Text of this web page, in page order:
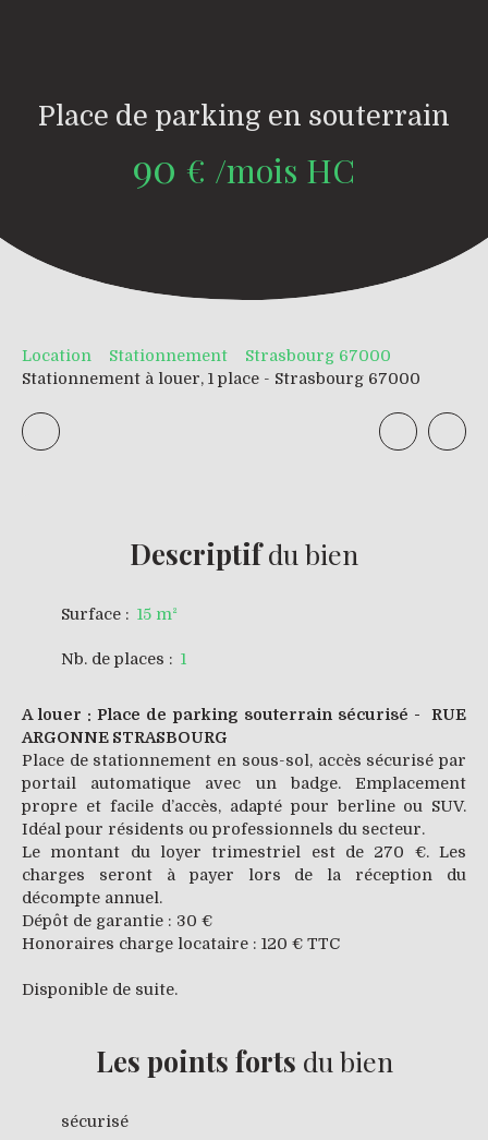
Place de parking en souterrain
90 € /mois HC
Location Stationnement
Strasbourg 67000
Stationnement à louer, 1 place - Strasbourg 67000
Descriptifdu bien
Surface : 15 m²
Nb. de places : 1
A louer : Place de parking souterrain sécurisé - RUE
ARGONNE STRASBOURG
Place de stationnement en sous-sol, accès sécurisé par
portail automatique avec un badge. Emplacement
propre et facile d’accès, adapté pour berline ou SUV.
Idéal pour résidents ou professionnels du secteur.
Le montant du loyer trimestriel est de 270 €. Les
charges seront à payer lors de la réception du
décompte annuel.
Dépôt de garantie : 30 €
Honoraires charge locataire : 120 € TTC
Disponible de suite.
Les points forts du bien
sécurisé